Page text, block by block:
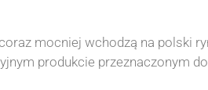
mocniej wchodzą na polski
produkcie przeznaczonym